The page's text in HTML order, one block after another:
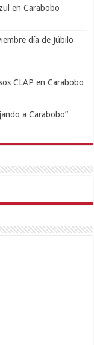
en Carabobo
día de Júbilo
CLAP en Carabobo
a Carabobo”